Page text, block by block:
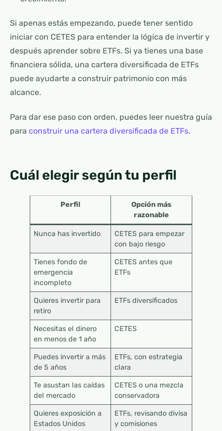
Si apenas estás empezando, puede tener sentido
iniciar con CETES para entender la lógica de invertir y
después aprender sobre ETFs. Si ya tienes una base
financiera sólida, una cartera diversificada de ETFs
puede ayudarte a construir patrimonio con más
alcance.
Para dar ese paso con orden, puedes leer nuestra guía
para construir una cartera diversificada de ETFs.
Cuál elegir según tu perfil
Perfil
Opción más
razonable
Nunca has invertido
CETES para empezar
con bajo riesgo
Tienes fondo de
emergencia
incompleto
CETES antes que
ETFs
Quieres invertir para
retiro
ETFs diversificados
Necesitas el dinero
en menos de 1 año
CETES
Puedes invertir a más
de 5 años
ETFs, con estrategia
clara
Te asustan las caídas
del mercado
CETES o una mezcla
conservadora
Quieres exposición a
Estados Unidos
ETFs, revisando divisa
y comisiones